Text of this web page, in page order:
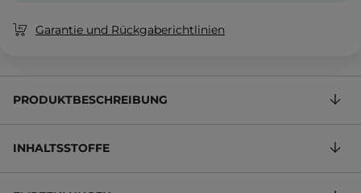
Garantie und Rückgaberichtlinien
PRODUKTBESCHREIBUNG
INHALTSSTOFFE